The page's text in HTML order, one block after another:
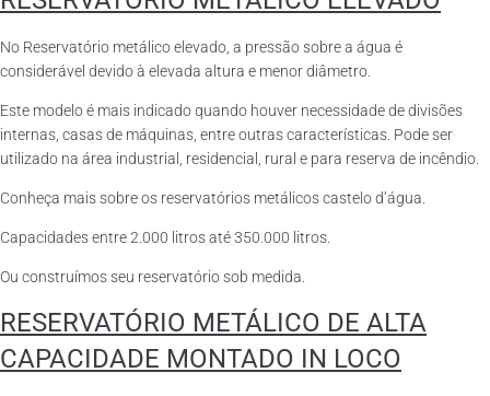
No Reservatório metálico elevado, a pressão sobre a água é
considerável devido à elevada altura e menor diâmetro.
Este modelo é mais indicado quando houver necessidade de divisões
internas, casas de máquinas, entre outras características. Pode ser
utilizado na área industrial, residencial, rural e para reserva de incêndio.
Conheça mais sobre os reservatórios metálicos castelo d’água.
Capacidades entre 2.000 litros até 350.000 litros.
Ou construímos seu reservatório sob medida.
RESERVATÓRIO METÁLICO DE ALTA
CAPACIDADE MONTADO IN LOCO